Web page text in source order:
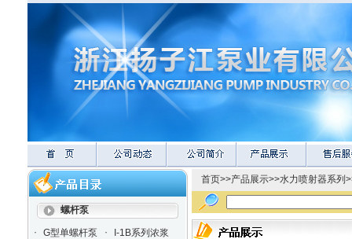
螺杆泵
·
G型单螺杆泵 ·
I-1B系列浓浆
首页>>产品展示>>水力喷射器系列